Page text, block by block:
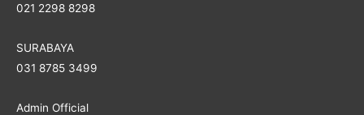
021 2298 8298
SURABAYA
031 8785 3499
Admin Official